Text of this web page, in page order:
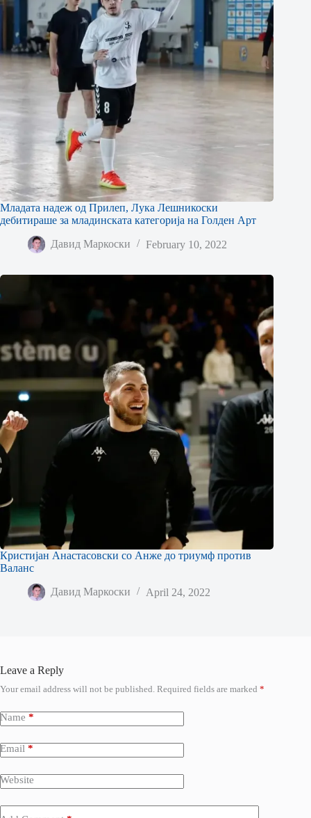
Младата надеж од Прилеп, Лука Лешникоски
дебитираше за младинската категорија на Голден Арт
Давид Маркоски February 10, 2022
Кристијан Анастасовски со Анже до триумф против
Валанс
Давид Маркоски April 24, 2022
Leave a Reply
Your email address will not be published. Required fields are marked *
Name *
Email *
Website